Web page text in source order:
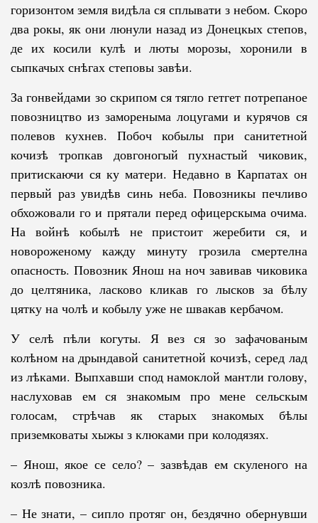
горизонтом земля видѣла ся сплы­вати з небом. Скоро
два рокы, як они люнули назад из Донецкых степов,
де их косили кулѣ и люты морозы, хоронили в
сыпкачых снѣгах степовы завѣи.
За гонвейдами зо скрипом ся тягло гетгет потрепаное
повозництво из замореныма лоцугами и курячов ся
полевов кухнев. Побоч кобылы при санитетной
кочизѣ тропкав довгоногый пухнастый чиковик,
притискаючи ся ку матери. Недавно в Карпатах он
первый раз увидѣв синь неба. Повоз­ни­кы печливо
обхожовали го и прятали перед офицерскыма очима.
На вой­нѣ кобылѣ не пристоит жеребити ся, и
новороженому кажду минуту грозила смертелна
опасность. Повозник Янош на ноч завивав чиковика
до целтяника, ласково кликав го лысков за бѣлу
цятку на чолѣ и кобылу уже не швакав кербачом.
У селѣ пѣли когуты. Я вез ся зо зафачованым
колѣном на дрындавой са­ни­тетной кочизѣ, серед лад
из лѣками. Выпхавши спод намоклой ман­т­ли голову,
наслуховав ем ся знакомым про мене сельскым
голосам, стрѣчав як старых знакомых бѣлы
приземковаты хыжы з клюками при колодязях.
– Янош, якое се село? – зазвѣдав ем скуленого на
козлѣ повозника.
– Не знати, – сипло протяг он, бездячно обернувши